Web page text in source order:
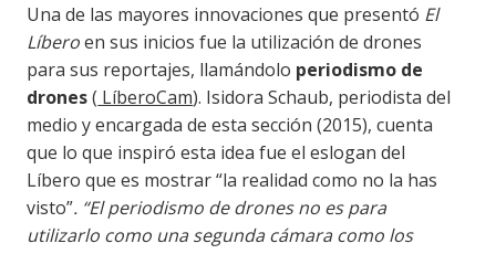
Una de las mayores innovaciones que presentó El
Líberoen sus inicios fue la utilización de drones
para sus reportajes, llamándolo periodismo de
drones( LíberoCam). Isidora Schaub, periodista del
medio y encargada de esta sección (2015), cuenta
que lo que inspiró esta idea fue el eslogan del
Líbero que es mostrar “la realidad como no la has
visto”. “El periodismo de drones no es para
utilizarlo como una segunda cámara como los